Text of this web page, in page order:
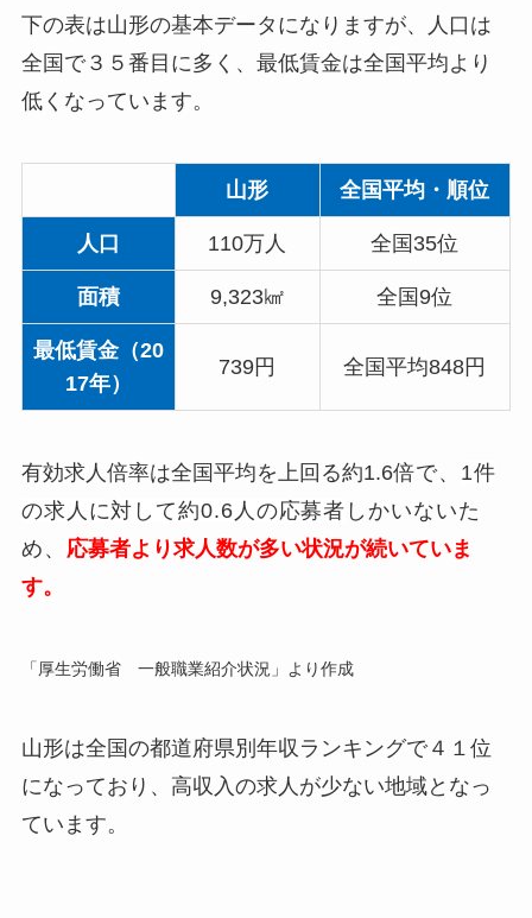
下の表は山形の基本データになりますが、人口は
全国で３５番目に多く、最低賃金は全国平均より
低くなっています。
山形 全国平均・順位
人口 110万人 全国35位
面積 9,323㎢ 全国9位
最低賃金（20
17年）
739円 全国平均848円
有効求人倍率は全国平均を上回る約1.6倍で、 1件
の求人に対して約0.6人の応募者 しかいないた
め 、 応募者より求人数が多い状況が続いていま
す。
「厚生労働省 一般職業紹介状況」より作成
山形は全国の都道府県別年収ランキングで４１位
になっており、高収入の求人が少ない地域となっ
ています。